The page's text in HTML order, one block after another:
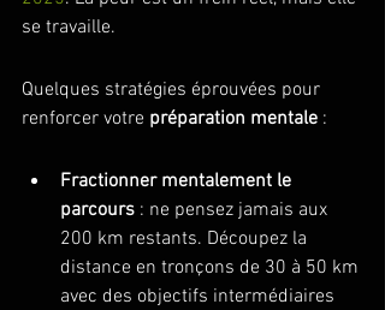
se travaille.
Quelques stratégies éprouvées pour
renforcer votre préparation mentale :
Fractionner mentalement le
parcours : ne pensez jamais aux
200 km restants. Découpez la
distance en tronçons de 30 à 50 km
avec des objectifs intermédiaires